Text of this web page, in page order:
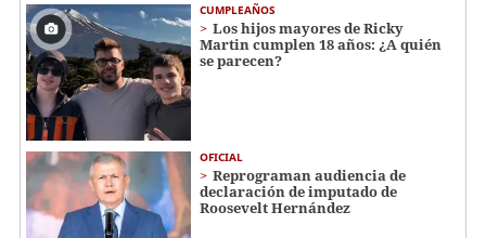
CUMPLEAÑOS
Los hijos mayores de Ricky
Martin cumplen 18 años: ¿A quién
se parecen?
OFICIAL
Reprograman audiencia de
declaración de imputado de
Roosevelt Hernández